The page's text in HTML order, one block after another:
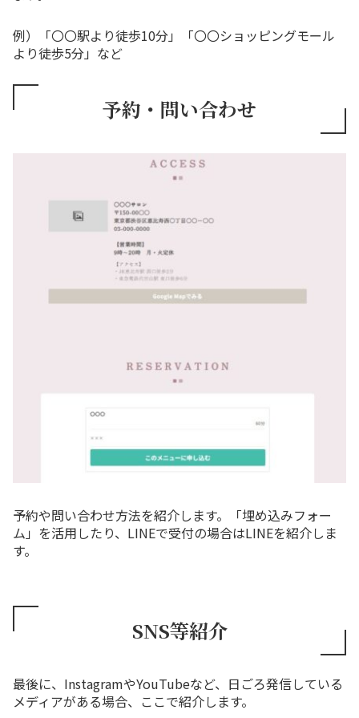
例）「〇〇駅より徒歩10分」「〇〇ショッピングモール
より徒歩5分」など
予約・問い合わせ
予約や問い合わせ方法を紹介します。「埋め込みフォー
ム」を活用したり、LINEで受付の場合はLINEを紹介しま
す。
SNS等紹介
最後に、InstagramやYouTubeなど、日ごろ発信している
メディアがある場合、ここで紹介します。